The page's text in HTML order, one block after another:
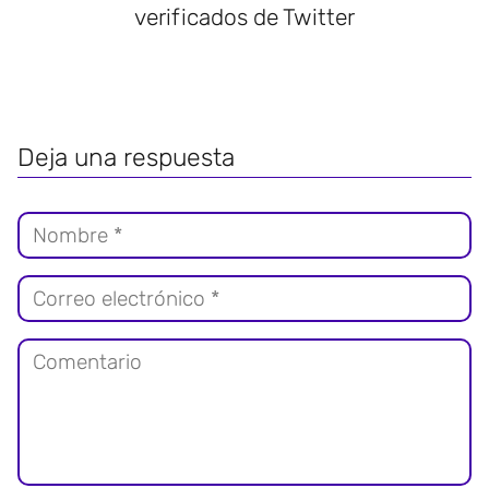
verificados de Twitter
Deja una respuesta